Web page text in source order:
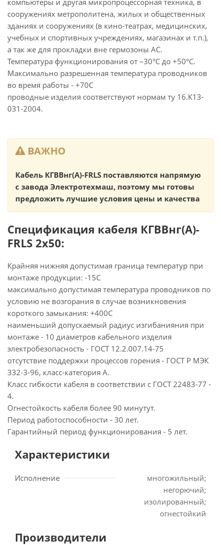
компьютеры и другая микропроцессорная техника, в
сооружениях метрополитена, жилых и общественных
зданиях и сооружениях (в кино-театрах, медицинских,
учебных и спортивных учреждениях, магазинах и т.п.),
а так же для прокладки вне гермозоны АС.
Температура функционирования от –30°С до +50°С.
Максимально разрешенная температура проводников
во время работы - +70С
проводные изделия соответствуют нормам ту 16.К13-
031-2004.
ВАЖНО
Кабель КГВВнг(А)-FRLS поставляются напрямую
с завода Электротехмаш, поэтому мы готовы
предложить лучшие условия цены и качества
Спецификация кабеля КГВВнг(А)-
FRLS 2х50:
Крайняя нижняя допустимая граница температур при
монтаже продукции: -15С
максимально допустимая температура проводников по
условию не возгорания в случае возникновения
короткого замыкания: +400С
наименьший допускаемый радиус изгибанияния при
монтаже - 10 диаметров кабельного изделия
электробезопасность - ГОСТ 12.2.007.14-75
отсутствие поддержки процессов горения - ГОСТ Р МЭК
332-3-96, класс-категория А.
Класс гибкости кабеля в соответствии с ГОСТ 22483-77 -
4.
Огнестойкость кабеля более 90 минутут.
Период работоспособности - 30 лет.
Гарантийный период функционирования - 5 лет.
Характеристики
Исполнение
многожильный;
негорючий;
изолированный;
огнестойкий
Производители